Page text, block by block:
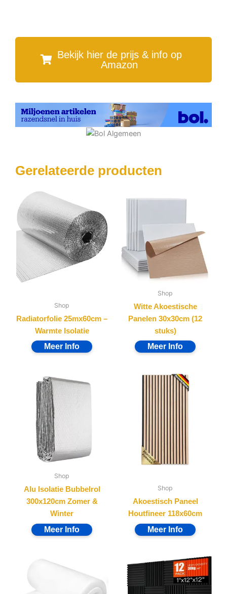
Bekijk hier de prijs & info op
Amazon
Gerelateerde producten
Shop
Radiatorfolie 25mx60cm –
Warmte Isolatie
Shop
Witte Akoestische
Panelen 30x30cm (12
stuks)
Shop
Alu Isolatie Bubbelrol
300x120cm Zomer &
Winter
Shop
Akoestisch Paneel
Houtfineer 118x60cm